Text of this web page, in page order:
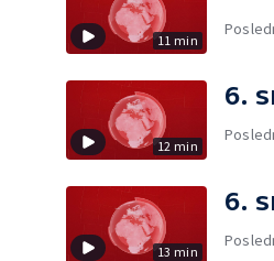
11 min
12 min
6.
13 min
6.